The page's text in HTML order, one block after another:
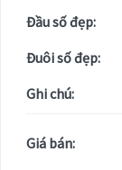
Đầu số đẹp:
Đuôi số đẹp:
Ghi chú:
Giá bán: